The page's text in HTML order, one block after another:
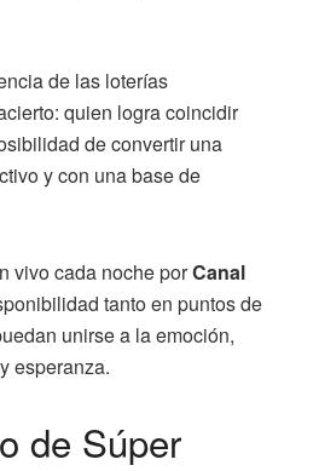
de las loterías
quien logra coincidir
de convertir una
y con una base de
vivo cada noche porCanal
tanto en puntos de
unirse a la emoción,
esperanza.
de Súper